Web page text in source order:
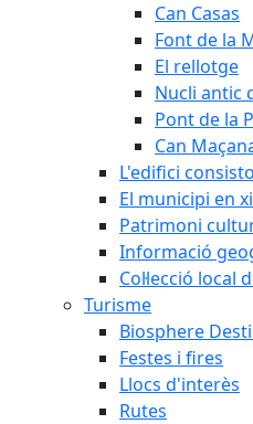
Can Casas
Font de la
El rellotge
Nucli antic
Pont de la
Can
L'edifici
El municipi en
Patrimoni
Informació
Col·lecció local
Turisme
Biosphere
Festes i fires
Llocs d'interès
Rutes